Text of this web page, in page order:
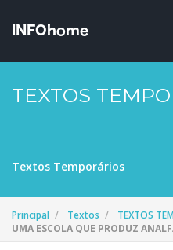
TEXTOS
Textos Temporários
Principal Textos
TEXTOS
UMA ESCOLA QUE PRODUZ